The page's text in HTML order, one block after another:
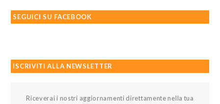
SEGUICI SU FACEBOOK
ISCRIVITI ALLA NEWSLETTER
Riceverai i nostri aggiornamenti direttamente nella tua